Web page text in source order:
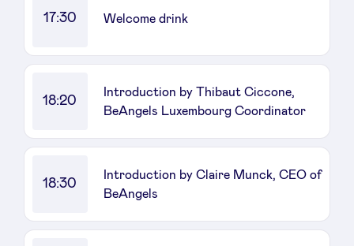
en
nl
17:30 Welcome drink
18:20
Introduction by Thibaut Ciccone,
BeAngels Luxembourg Coordinator
18:30
Introduction by Claire Munck, CEO of
BeAngels